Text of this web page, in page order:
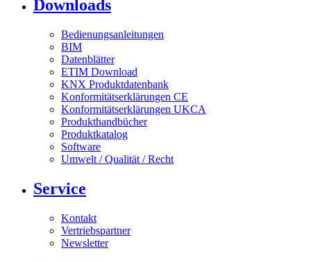
Downloads
Bedienungsanleitungen
BIM
Datenblätter
ETIM Download
KNX Produktdatenbank
Konformitätserklärungen CE
Konformitätserklärungen UKCA
Produkthandbücher
Produktkatalog
Software
Umwelt / Qualität / Recht
Service
Kontakt
Vertriebspartner
Newsletter